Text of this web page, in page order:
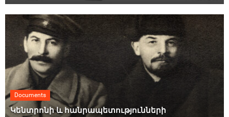
Documents
Կենտրոնի և հանրապետությունների